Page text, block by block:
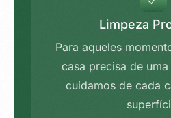
Limpeza
Para aqueles
casa precisa de
cuidamos de cada